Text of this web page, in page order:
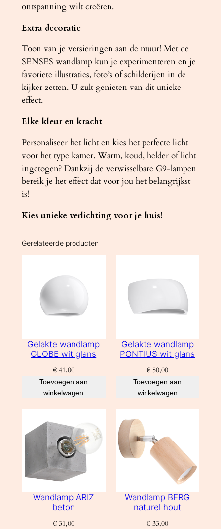
ontspanning wilt creëren.
Extra decoratie
Toon van je versieringen aan de muur! Met de
SENSES wandlamp kun je experimenteren en je
favoriete illustraties, foto’s of schilderijen in de
kijker zetten. U zult genieten van dit unieke
effect.
Elke kleur en kracht
Personaliseer het licht en kies het perfecte licht
voor het type kamer. Warm, koud, helder of licht
ingetogen? Dankzij de verwisselbare G9-lampen
bereik je het effect dat voor jou het belangrijkst
is!
Kies unieke verlichting voor je huis!
Gerelateerde producten
Gelakte wandlamp
GLOBE wit glans
€41,00
Toevoegen aan
winkelwagen
Gelakte wandlamp
PONTIUS wit glans
€ 50,00
Toevoegen aan
winkelwagen
Wandlamp ARIZ
beton
€31,00
Wandlamp BERG
naturel hout
€ 33,00